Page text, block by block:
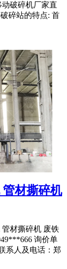
破碎机厂家直
碎站的特点: 首
材撕碎机
管材撕碎机 废铁
询价单
系人及电话：郑